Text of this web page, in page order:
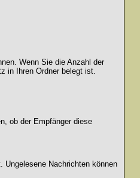
Wenn Sie die Anzahl der
in Ihren Ordner belegt ist.
ob der Empfänger diese
Nachrichten können